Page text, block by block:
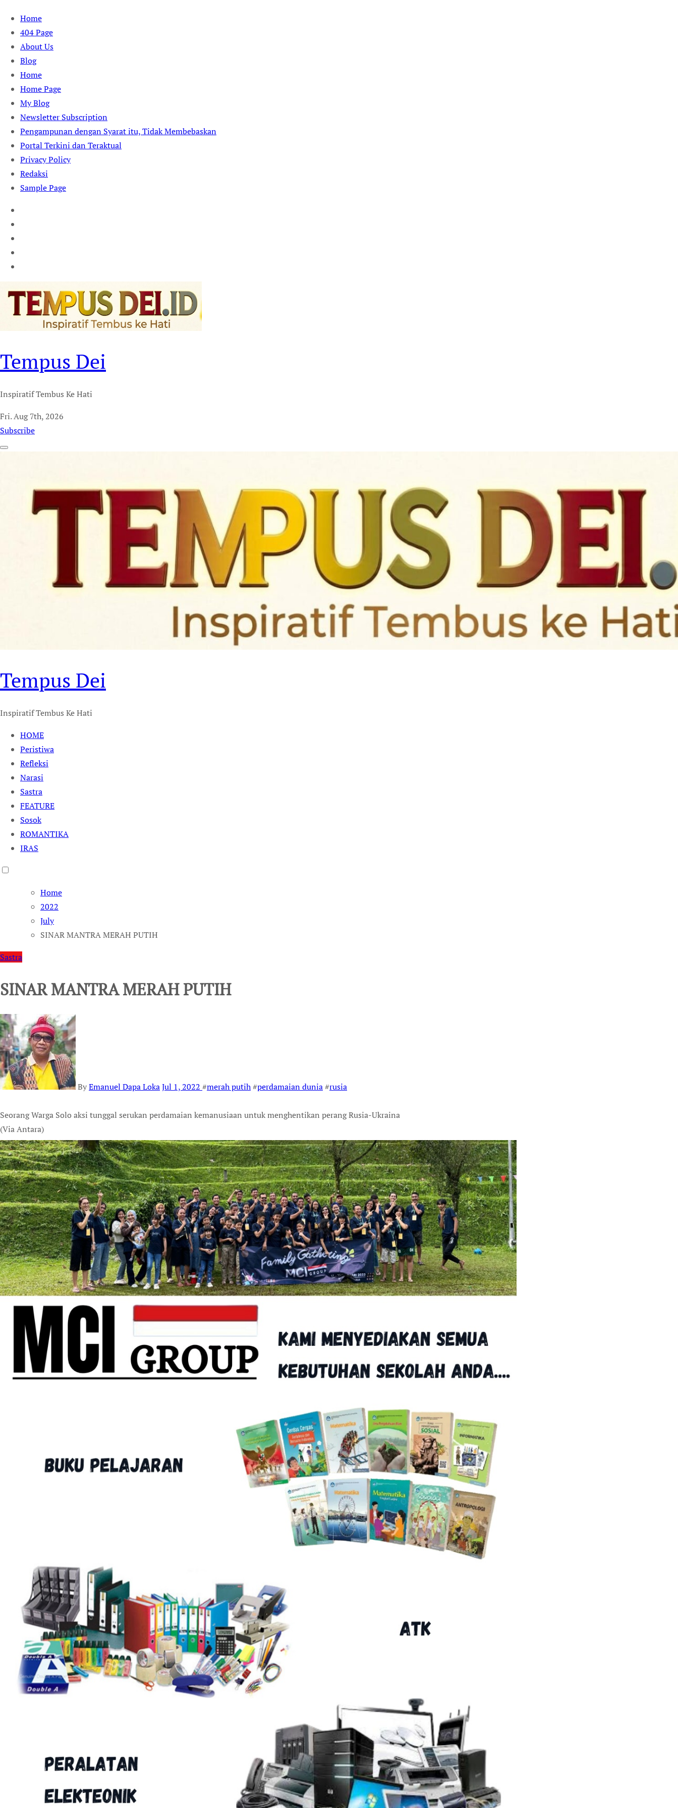
Skip
content
Home
404 Page
About Us
Blog
Home
Home Page
My Blog
Newsletter Subscription
Pengampunan dengan Syarat itu, Tidak Membebaskan
Portal Terkini dan Teraktual
Privacy Policy
Redaksi
Sample Page
Tempus Dei
Inspiratif Tembus Ke Hati
Fri. Aug 7th, 2026
Subscribe
Tempus Dei
Inspiratif Tembus Ke Hati
HOME
Peristiwa
Refleksi
Narasi
Sastra
FEATURE
Sosok
ROMANTIKA
IRAS
Home
2022
July
SINAR MANTRA MERAH PUTIH
Sastra
SINAR MANTRA MERAH PUTIH
ByEmanuel Dapa LokaJul 1, 2022 #merah putih#perdamaian dunia#rusia
Seorang Warga Solo aksi tunggal serukan perdamaian kemanusiaan untuk menghentikan perang Rusia-Ukraina
(Via Antara)